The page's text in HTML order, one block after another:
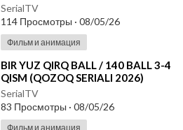
SerialTV
114 Просмотры · 08/05/26
Фильм и анимация
⁣⁣BIR YUZ QIRQ BALL / 140 BALL 3-4
QISM (QOZOQ SERIALI 2026)
UZBEK TILIDA
SerialTV
83 Просмотры · 08/05/26
Фильм и анимация